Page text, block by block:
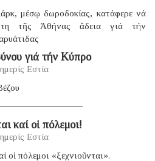
μέσῳ δωροδοκίας, κατάφερε νά
τῆς Ἀθήνας ἄδεια γιά τήν
γιά τήν Κύπρο
Εστία
καί οἱ πόλεμοι!
Εστία
οἱ πόλεμοι «ξεχνιοῦνται».